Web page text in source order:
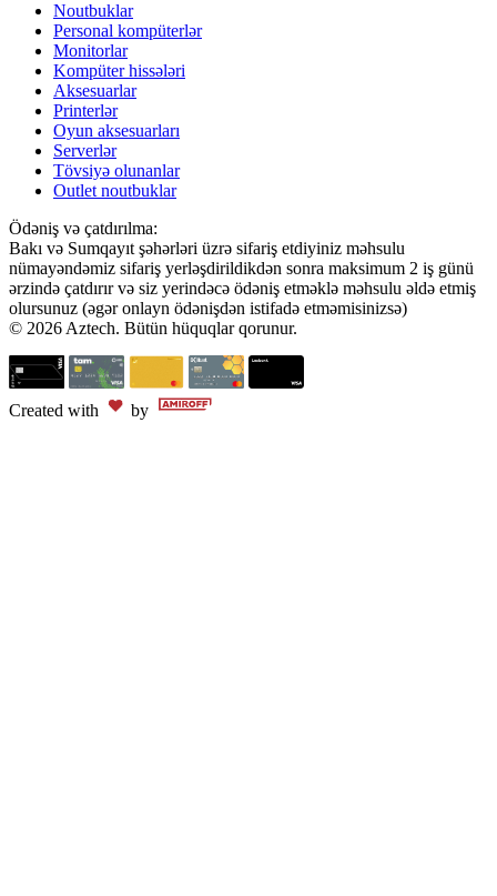
Noutbuklar
Personal kompüterlər
Monitorlar
Kompüter hissələri
Aksesuarlar
Printerlər
Oyun aksesuarları
Serverlər
Tövsiyə olunanlar
Outlet noutbuklar
Ödəniş və çatdırılma:
Bakı və Sumqayıt şəhərləri üzrə sifariş etdiyiniz məhsulu
nümayəndəmiz sifariş yerləşdirildikdən sonra maksimum 2 iş günü
ərzində çatdırır və siz yerindəcə ödəniş etməklə məhsulu əldə etmiş
olursunuz (əgər onlayn ödənişdən istifadə etməmisinizsə)
© 2026 Aztech. Bütün hüquqlar qorunur.
Created with by